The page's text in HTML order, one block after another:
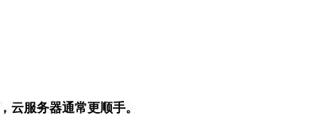
云服务器通常更顺手。